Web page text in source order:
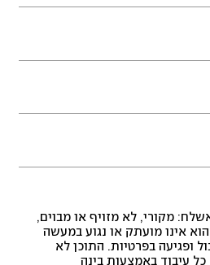
מקורי, לא מזויף או מבוים,
אינו מועתק או נגוע במעשה
ופגיעה בפרטיות. התוכן לא
עיבוד באמצעות בינה